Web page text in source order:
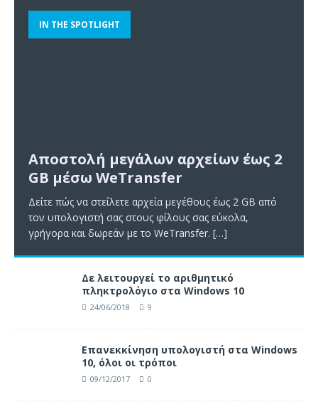
IN THE SPOTLIGHT
Αποστολή μεγάλων αρχείων έως 2
GB μέσω WeTransfer
Δείτε πώς να στείλετε αρχεία μεγέθους έως 2 GB από
τον υπολογιστή σας στους φίλους σας εύκολα,
γρήγορα και δωρεάν με το WeTransfer. […]
Δε λειτουργεί το αριθμητικό
πληκτρολόγιο στα Windows 10
24/06/2018 9
Επανεκκίνηση υπολογιστή στα Windows
10, όλοι οι τρόποι
09/12/2017 0